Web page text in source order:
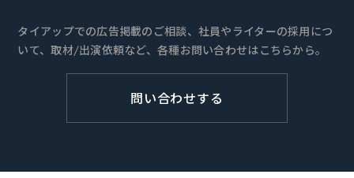
タイアップでの広告掲載のご相談、社員やライターの採用につ
いて、取材/出演依頼など、各種お問い合わせはこちらから。
問い合わせする